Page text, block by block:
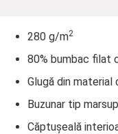
280 g/m2
80% bumbac filat
Glugă din material
Buzunar tip
Căptușeală